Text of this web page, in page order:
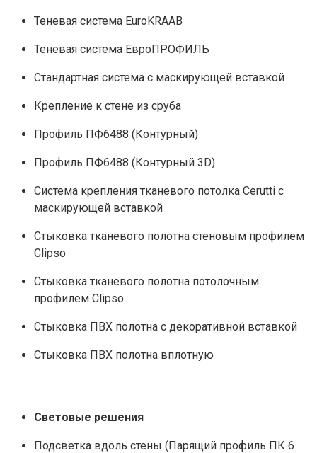
Теневая система EuroKRAAB
Теневая система ЕвроПРОФИЛЬ
Стандартная система с маскирующей вставкой
Крепление к стене из сруба
Профиль ПФ6488 (Контурный)
Профиль ПФ6488 (Контурный 3D)
Система крепления тканевого потолка Cerutti с
маскирующей вставкой
Стыковка тканевого полотна стеновым профилем
Clipso
Стыковка тканевого полотна потолочным
профилем Clipso
Стыковка ПВХ полотна с декоративной вставкой
Стыковка ПВХ полотна вплотную
Световые решения
Подсветка вдоль стены (Парящий профиль ПК 6